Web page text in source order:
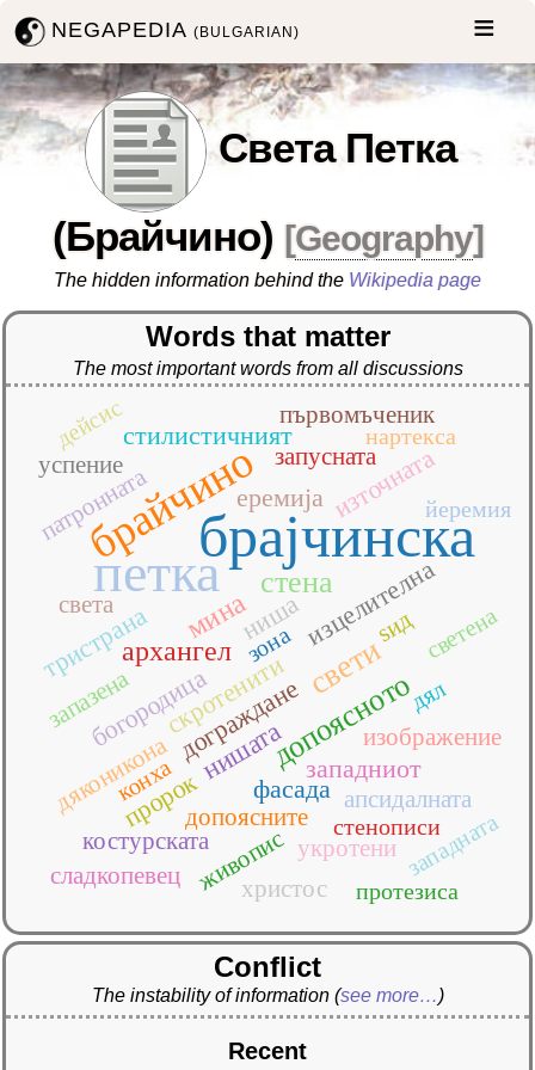
NEGAPEDIA(BULGARIAN)
Света Петка
(Брайчино) [Geography]
The hidden information behind the Wikipedia page
Words that matter
The most important words from all discussions
брајчинска
петка
брайчино
свети
допоясното
стена
архангел
мина
нишата
богородицадограждане
еремија
западниот
източната
изцелителна
ниша
пророк
скротенити
стилистичният
тристрана
фасада апсидалната
допоясните
дяконикона
живопис
запазена
запусната
изображение
костурската
патронната
първомъченик
света
сладкопевец
укротени
успение
христос
ѕид
дейсис
дял
западната
зона
йеремия
конха
нартекса
протезиса
светена
стенописи
Conflict
The instability of information (see more…)
Recent